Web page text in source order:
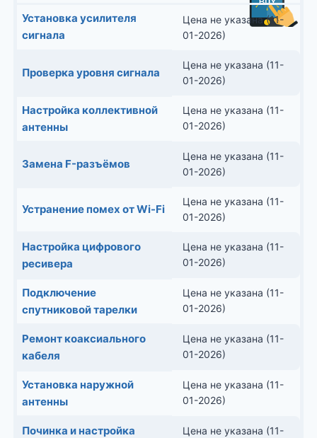
Установка усилителя
сигнала
Цена не указана (11-
01-2026)
Проверка уровня сигнала
Цена не указана (11-
01-2026)
Настройка коллективной
антенны
Цена не указана (11-
01-2026)
Замена F-разъёмов
Цена не указана (11-
01-2026)
Устранение помех от Wi-Fi
Цена не указана (11-
01-2026)
Настройка цифрового
ресивера
Цена не указана (11-
01-2026)
Подключение
спутниковой тарелки
Цена не указана (11-
01-2026)
Ремонт коаксиального
кабеля
Цена не указана (11-
01-2026)
Установка наружной
антенны
Цена не указана (11-
01-2026)
Починка и настройка
Цена не указана (11-